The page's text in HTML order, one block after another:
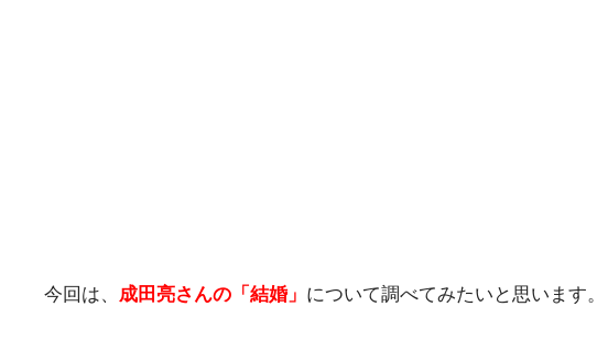
今回は、 成田亮さんの「結婚」 について調べてみたいと思います。